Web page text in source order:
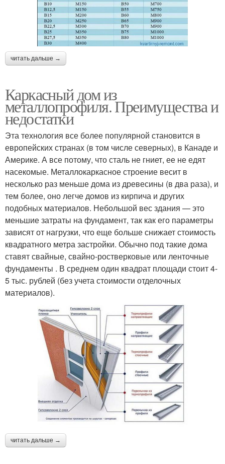
читать дальше →
Каркасный дом из
металлопрофиля. Преимущества и
недостатки
Эта технология все более популярной становится в
европейских странах (в том числе северных), в Канаде и
Америке. А все потому, что сталь не гниет, ее не едят
насекомые. Металлокаркасное строение весит в
несколько раз меньше дома из древесины (в два раза), и
тем более, оно легче домов из кирпича и других
подобных материалов. Небольшой вес здания — это
меньшие затраты на фундамент, так как его параметры
зависят от нагрузки, что еще больше снижает стоимость
квадратного метра застройки. Обычно под такие дома
ставят свайные, свайно-ростверковые или ленточные
фундаменты . В среднем один квадрат площади стоит 4-
5 тыс. рублей (без учета стоимости отделочных
материалов).
читать дальше →